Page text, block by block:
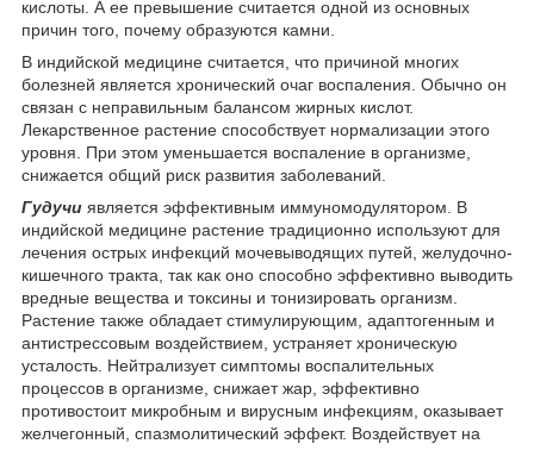
кислоты. А ее превышение считается одной из основных
причин того, почему образуются камни.
В индийской медицине считается, что причиной многих
болезней является хронический очаг воспаления. Обычно он
связан с неправильным балансом жирных кислот.
Лекарственное растение способствует нормализации этого
уровня. При этом уменьшается воспаление в организме,
снижается общий риск развития заболеваний.
Гудучи является эффективным иммуномодулятором. В
индийской медицине растение традиционно используют для
лечения острых инфекций мочевыводящих путей, желудочно-
кишечного тракта, так как оно способно эффективно выводить
вредные вещества и токсины и тонизировать организм.
Растение также обладает стимулирующим, адаптогенным и
антистрессовым воздействием, устраняет хроническую
усталость. Нейтрализует симптомы воспалительных
процессов в организме, снижает жар, эффективно
противостоит микробным и вирусным инфекциям, оказывает
желчегонный, спазмолитический эффект. Воздействует на